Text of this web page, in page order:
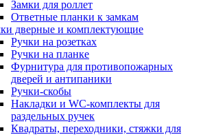
Замки для роллет
Ответные планки к замкам
дверные и комплектующие
Ручки на розетках
Ручки на планке
Фурнитура для противопожарных
дверей и антипаники
Ручки-скобы
Накладки и WC-комплекты для
раздельных ручек
Квадраты, переходники, стяжки для